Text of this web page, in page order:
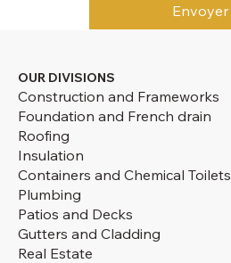
Envoyer
OUR DIVISIONS
Construction and Frameworks
Foundation and French drain
Roofing
Insulation
Containers and Chemical Toilets
Plumbing
Patios and Decks
Gutters and Cladding
Real Estate